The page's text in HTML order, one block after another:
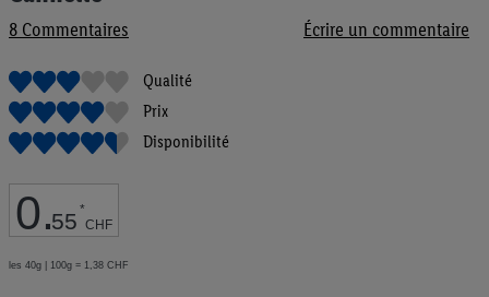
8 Commentaires Écrire un commentaire
Qualité
Prix
Disponibilité
0.55 *
CHF
les 40g | 100g = 1,38 CHF
la
d’images